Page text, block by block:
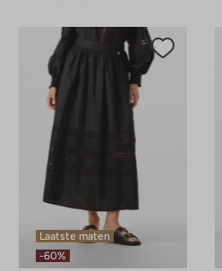
Laatste maten
-60%